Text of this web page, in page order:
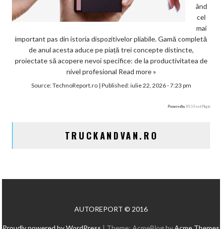
ând
cel
mai
important pas din istoria dispozitivelor pliabile. Gamă completă
de anul acesta aduce pe piață trei concepte distincte,
proiectate să acopere nevoi specifice: de la productivitatea de
nivel profesional Read more »
Source:TechnoReport.ro| Published:iulie 22, 2026 - 7:23 pm
Powered by RSS Feed Plugin
TRUCKANDVAN.RO
AUTOREPORT © 2016